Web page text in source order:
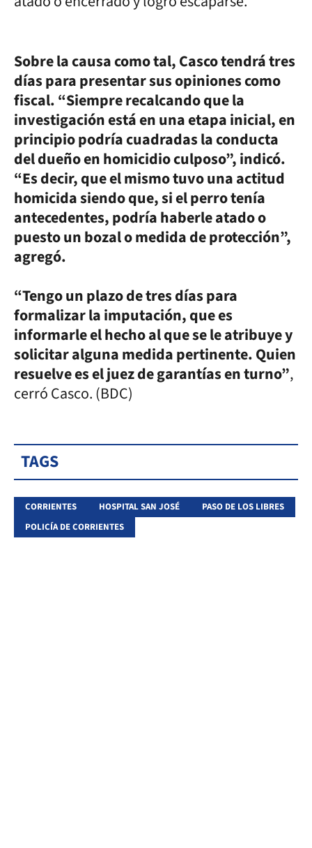
Sobre la causa como tal, Casco tendrá tres
días para presentar sus opiniones como
fiscal. “Siempre recalcando que la
investigación está en una etapa inicial, en
principio podría cuadradas la conducta
del dueño en homicidio culposo”, indicó.
“Es decir, que el mismo tuvo una actitud
homicida siendo que, si el perro tenía
antecedentes, podría haberle atado o
puesto un bozal o medida de protección”,
agregó.
“Tengo un plazo de tres días para
formalizar la imputación, que es
informarle el hecho al que se le atribuye y
solicitar alguna medida pertinente. Quien
resuelve es el juez de garantías en turno”,
cerró Casco. (BDC)
TAGS
CORRIENTES HOSPITAL SAN JOSÉ
PASO DE LOS LIBRES
POLICÍA DE CORRIENTES